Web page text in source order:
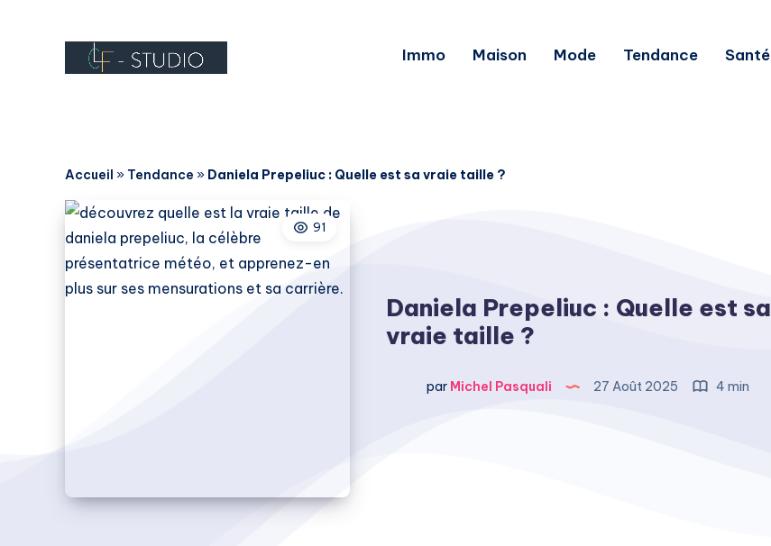
Immo Maison Mode Tendance Santé
Accueil » Tendance » Daniela Prepeliuc : Quelle est sa vraie taille ?
91
Daniela Prepeliuc : Quelle est sa
vraie taille ?
par Michel Pasquali 27 Août 2025 4 min